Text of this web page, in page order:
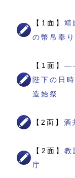
【1面】靖
の幣帛奉
【1面】
陛下の日
造始祭
【2面】 酒
【2面】
庁